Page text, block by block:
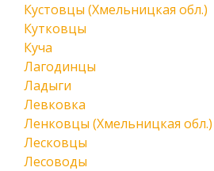
Кустовцы (Хмельницкая обл.)
Кутковцы
Куча
Лагодинцы
Ладыги
Левковка
Ленковцы (Хмельницкая обл.)
Лесковцы
Лесоводы